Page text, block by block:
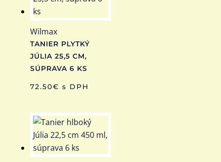
Wilmax
TANIER PLYTKÝ
JÚLIA 25,5 CM,
SÚPRAVA 6 KS
72.50€ s DPH